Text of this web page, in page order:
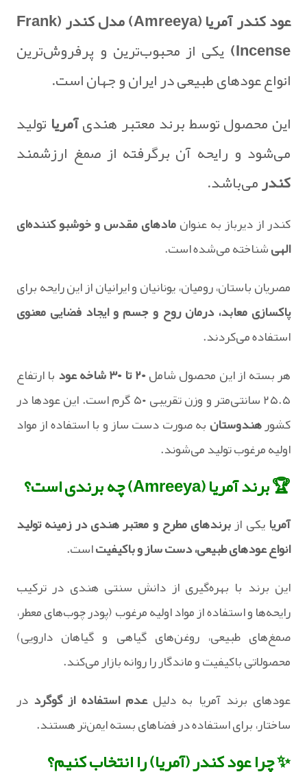
عود کندر آمریا (Amreeya) مدل کندر (Frank
Incense) یکی از محبوب‌ترین و پرفروش‌ترین
انواع عودهای طبیعی در ایران و جهان است.
این محصول توسط برند معتبر هندیآمریا تولید
می‌شود و رایحه آن برگرفته از صمغ ارزشمند
کندرمی‌باشد.
کندر از دیرباز به عنوانمادهای مقدس و خوشبو کننده‌ای
الهیشناخته می‌شده است.
مصریان باستان، رومیان، یونانیان و ایرانیان از این رایحه برای
پاکسازی معابد، درمان روح و جسم و ایجاد فضایی معنوی
استفاده می‌کردند.
هر بسته از این محصول شامل۲۰ تا ۳۰ شاخه عود
با ارتفاع
۲۵.۵ سانتی‌متر و وزن تقریبی ۵۰ گرم است. این عودها در
کشورهندوستانبه صورت دست‌ ساز و با استفاده از مواد
اولیه مرغوب تولید می‌شوند.
🏆 برند آمریا (Amreeya) چه برندی است؟
آمریایکی ازبرندهای مطرح و معتبر هندی در زمینه تولید
انواع عودهای طبیعی، دست‌ ساز و باکیفیتاست.
این برند با بهره‌گیری از دانش سنتی هندی در ترکیب
رایحه‌ها و استفاده از مواد اولیه مرغوب (پودر چوب‌های معطر،
صمغ‌های طبیعی، روغن‌های گیاهی و گیاهان دارویی)
محصولاتی باکیفیت و ماندگار را روانه بازار می‌کند.
عودهای برند آمریا به دلیلعدم استفاده از گوگرد در
ساختار، برای استفاده در فضاهای بسته ایمن‌تر هستند.
✨ چرا عود کندر (آمریا) را انتخاب کنیم؟